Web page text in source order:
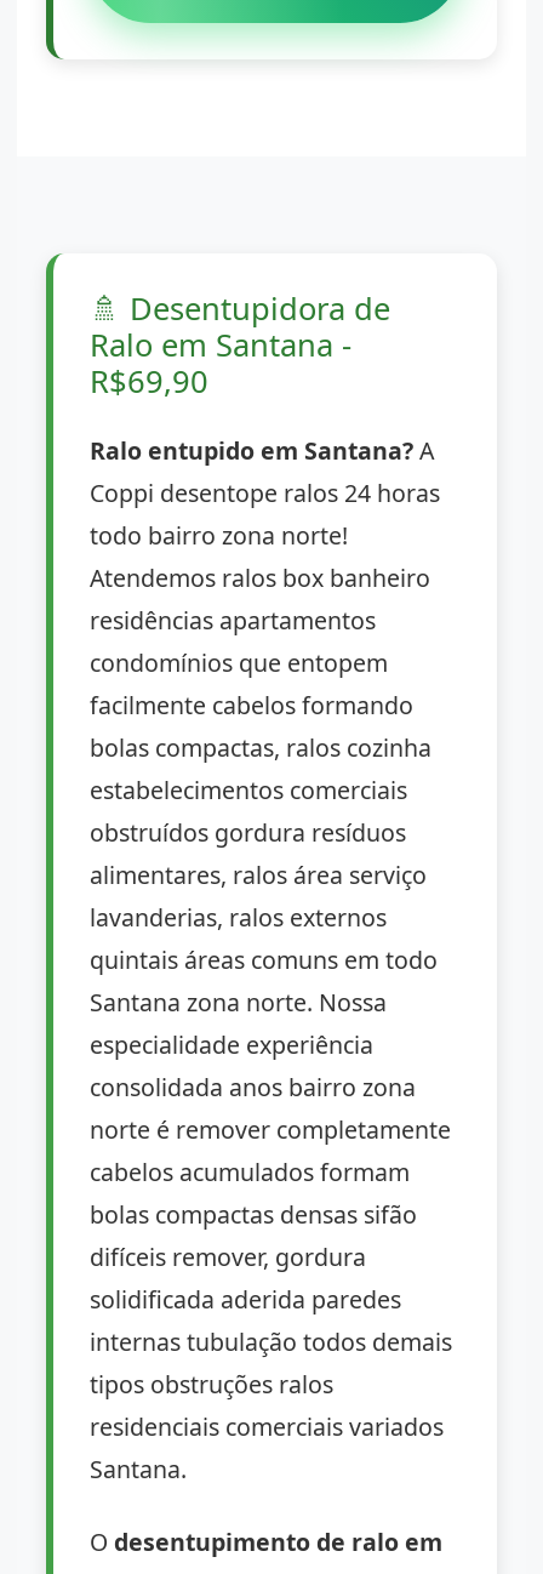
🚿 Desentupidora de
Ralo em Santana -
R$69,90
Ralo entupido em Santana?A
Coppi desentope ralos 24 horas
todo bairro zona norte!
Atendemos ralos box banheiro
residências apartamentos
condomínios que entopem
facilmente cabelos formando
bolas compactas, ralos cozinha
estabelecimentos comerciais
obstruídos gordura resíduos
alimentares, ralos área serviço
lavanderias, ralos externos
quintais áreas comuns em todo
Santana zona norte. Nossa
especialidade experiência
consolidada anos bairro zona
norte é remover completamente
cabelos acumulados formam
bolas compactas densas sifão
difíceis remover, gordura
solidificada aderida paredes
internas tubulação todos demais
tipos obstruções ralos
residenciais comerciais variados
Santana.
O desentupimento de ralo em